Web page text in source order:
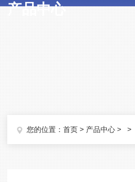
产品中心
您的位置： 首页 > 产品中心 > >